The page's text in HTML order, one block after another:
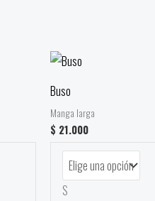
Buso
Manga larga
$ 21.000
S